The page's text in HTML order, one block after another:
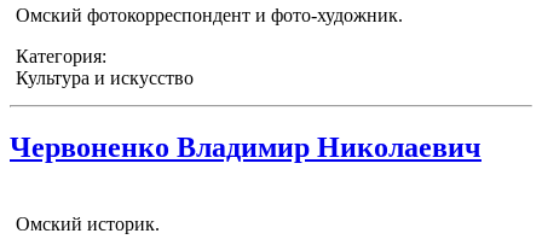
Омский фотокорреспондент и фото-художник.
Категория:
Культура и искусство
Червоненко Владимир Николаевич
Омский историк.